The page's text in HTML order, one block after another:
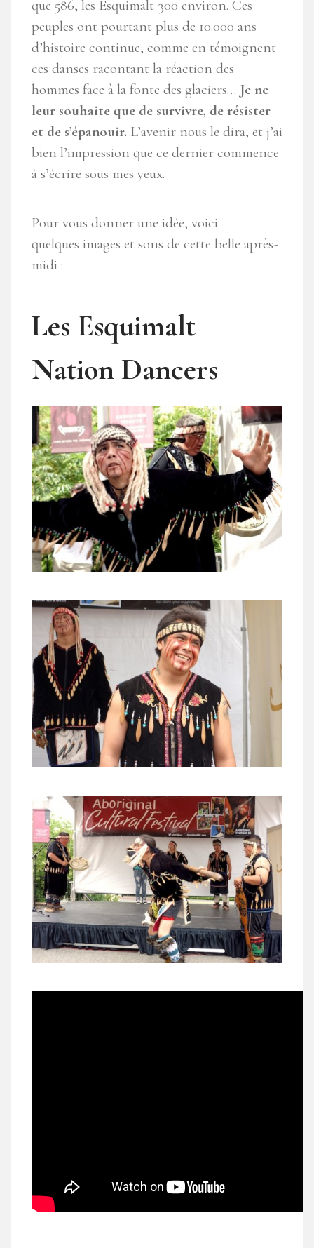
que 586, les Esquimalt 300 environ. Ces
peuples ont pourtant plus de 10.000 ans
d’histoire continue, comme en témoignent
ces danses racontant la réaction des
hommes face à la fonte des glaciers… Je ne
leur souhaite que de survivre, de résister
et de s’épanouir. L’avenir nous le dira, et j’ai
bien l’impression que ce dernier commence
à s’écrire sous mes yeux.
Pour vous donner une idée, voici
quelques images et sons de cette belle après-
midi :
Les Esquimalt
Nation Dancers